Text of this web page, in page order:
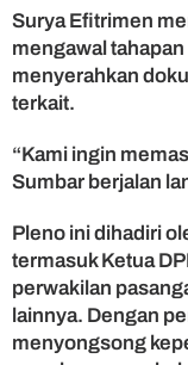
Surya Efitrimen
mengawal
menyerahkan
terkait.
“Kami ingin
Sumbar berjalan
Pleno ini dihadiri
termasuk Ketua
perwakilan
lainnya. Dengan
menyongsong